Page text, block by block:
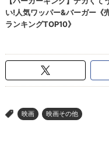
> 映画 映画その他